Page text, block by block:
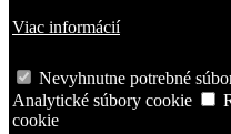
Viac informácií
Nevyhnutne potrebné
Analytické súbory cookie
cookie